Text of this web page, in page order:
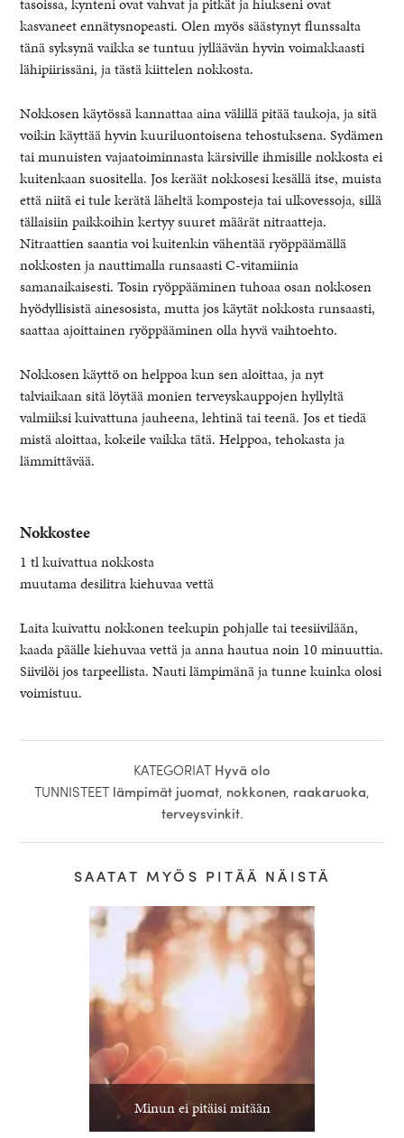
kasvaneet ennätysnopeasti. Olen myös säästynyt flunssalta
tänä syksynä vaikka se tuntuu jylläävän hyvin voimakkaasti
lähipiirissäni, ja tästä kiittelen nokkosta.
Nokkosen käytössä kannattaa aina välillä pitää taukoja, ja sitä
voikin käyttää hyvin kuuriluontoisena tehostuksena. Sydämen
tai munuisten vajaatoiminnasta kärsiville ihmisille nokkosta ei
kuitenkaan suositella. Jos keräät nokkosesi kesällä itse, muista
että niitä ei tule kerätä läheltä komposteja tai ulkovessoja, sillä
tällaisiin paikkoihin kertyy suuret määrät nitraatteja.
Nitraattien saantia voi kuitenkin vähentää ryöppäämällä
nokkosten ja nauttimalla runsaasti C-vitamiinia
samanaikaisesti. Tosin ryöppääminen tuhoaa osan nokkosen
hyödyllisistä ainesosista, mutta jos käytät nokkosta runsaasti,
saattaa ajoittainen ryöppääminen olla hyvä vaihtoehto.
Nokkosen käyttö on helppoa kun sen aloittaa, ja nyt
talviaikaan sitä löytää monien terveyskauppojen hyllyltä
valmiiksi kuivattuna jauheena, lehtinä tai teenä. Jos et tiedä
mistä aloittaa, kokeile vaikka tätä. Helppoa, tehokasta ja
lämmittävää.
Nokkostee
1 tl kuivattua nokkosta
muutama desilitra kiehuvaa vettä
Laita kuivattu nokkonen teekupin pohjalle tai teesiivilään,
kaada päälle kiehuvaa vettä ja anna hautua noin 10 minuuttia.
Siivilöi jos tarpeellista. Nauti lämpimänä ja tunne kuinka olosi
voimistuu.
KATEGORIAT Hyvä olo
TUNNISTEET lämpimät juomat, nokkonen, raakaruoka,
terveysvinkit.
SAATAT MYÖS PITÄÄ NÄISTÄ
Minun ei pitäisi mitään